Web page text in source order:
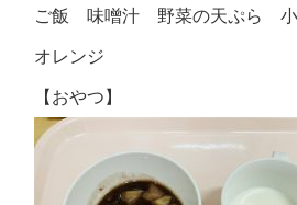
ご飯 味噌汁 野菜の天ぷら 小
オレンジ
【おやつ】